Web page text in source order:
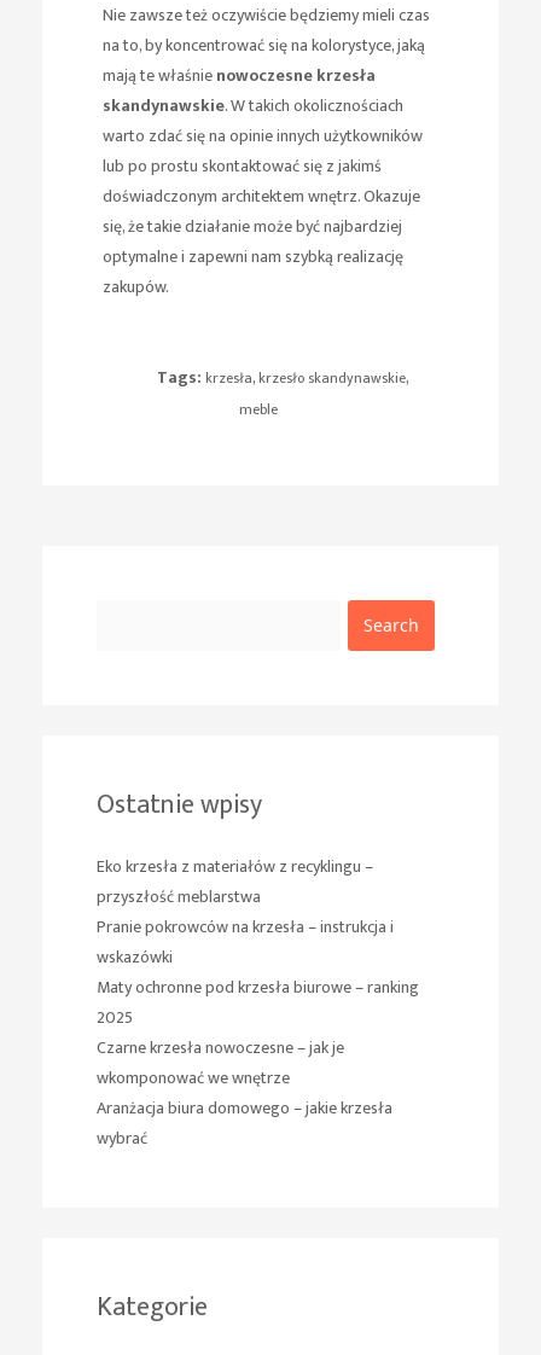
Nie zawsze też oczywiście będziemy mieli czas
na to, by koncentrować się na kolorystyce, jaką
mają te właśnienowoczesne krzesła
skandynawskie. W takich okolicznościach
warto zdać się na opinie innych użytkowników
lub po prostu skontaktować się z jakimś
doświadczonym architektem wnętrz. Okazuje
się, że takie działanie może być najbardziej
optymalne i zapewni nam szybką realizację
zakupów.
Tags: krzesła, krzesło skandynawskie,
meble
Ostatnie wpisy
Eko krzesła z materiałów z recyklingu –
przyszłość meblarstwa
Pranie pokrowców na krzesła – instrukcja i
wskazówki
Maty ochronne pod krzesła biurowe – ranking
2025
Czarne krzesła nowoczesne – jak je
wkomponować we wnętrze
Aranżacja biura domowego – jakie krzesła
wybrać
Kategorie